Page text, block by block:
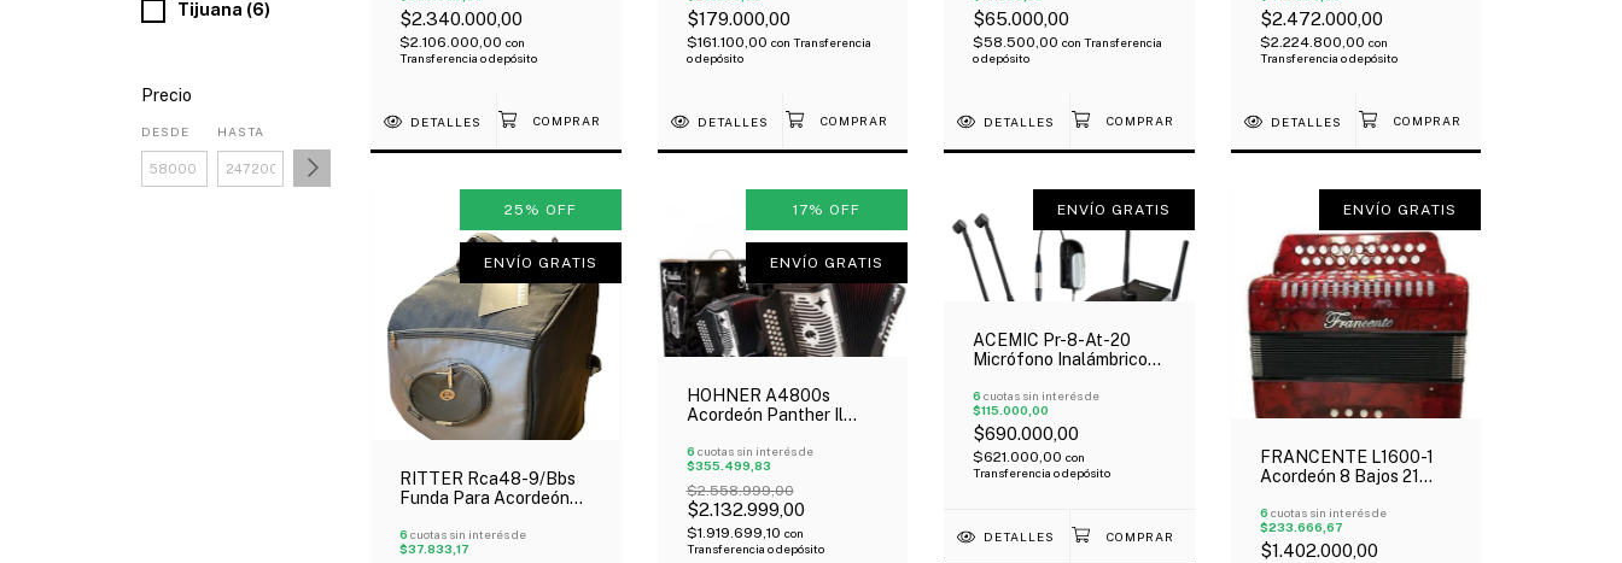
Tijuana (6)
Precio
DESDE HASTA
$2.340.000,00
$2.106.000,00 con
Transferencia o depósito
DETALLES
$179.000,00
$161.100,00 con Transferencia
o depósito
DETALLES
$65.000,00
$58.500,00 con Transferencia
o depósito
DETALLES
$2.472.000,00
$2.224.800,00 con
Transferencia o depósito
DETALLES
25 % OFF
ENVÍO GRATIS
RITTER Rca48-9/Bbs
Funda Para Acordeón
Negro/Gris Oferta!
6 cuotas sin interés de
$37.833,17
17% OFF
ENVÍO GRATIS
HOHNER A4800s
Acordeón Panther Il
Botones Correa Oferta!
6 cuotas sin interés de
$355.499,83
$2.558.999,00
$2.132.999,00
$1.919.699,10 con
Transferencia o depósito
ENVÍO GRATIS
ACEMIC Pr-8-At-20
Micrófono Inalámbrico
6 cuotas sin interés de
$115.000,00
$690.000,00
$621.000,00 con
Transferencia o depósito
DETALLES
ENVÍO GRATIS
FRANCENTE L1600-1
Acordeón 8 Bajos 21
Mochila Oferta!
6 cuotas sin interés de
$233.666,67
$1.402.000,00